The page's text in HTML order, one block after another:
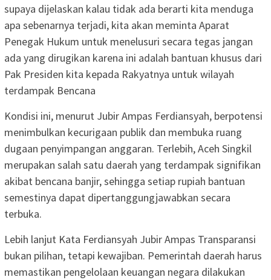
supaya dijelaskan kalau tidak ada berarti kita menduga
apa sebenarnya terjadi, kita akan meminta Aparat
Penegak Hukum untuk menelusuri secara tegas jangan
ada yang dirugikan karena ini adalah bantuan khusus dari
Pak Presiden kita kepada Rakyatnya untuk wilayah
terdampak Bencana
Kondisi ini, menurut Jubir Ampas Ferdiansyah, berpotensi
menimbulkan kecurigaan publik dan membuka ruang
dugaan penyimpangan anggaran. Terlebih, Aceh Singkil
merupakan salah satu daerah yang terdampak signifikan
akibat bencana banjir, sehingga setiap rupiah bantuan
semestinya dapat dipertanggungjawabkan secara
terbuka.
Lebih lanjut Kata Ferdiansyah Jubir Ampas Transparansi
bukan pilihan, tetapi kewajiban. Pemerintah daerah harus
memastikan pengelolaan keuangan negara dilakukan